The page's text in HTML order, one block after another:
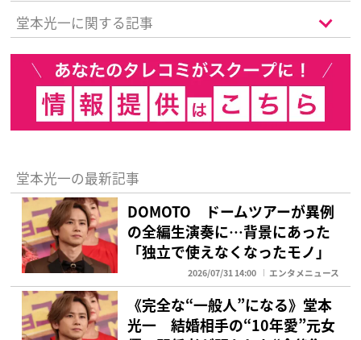
堂本光一に関する記事
堂本光一の最新記事
DOMOTO ドームツアーが異例
の全編生演奏に…背景にあった
「独立で使えなくなったモノ」
2026/07/31 14:00 エンタメニュース
《完全な“一般人”になる》堂本
光一 結婚相手の“10年愛”元女